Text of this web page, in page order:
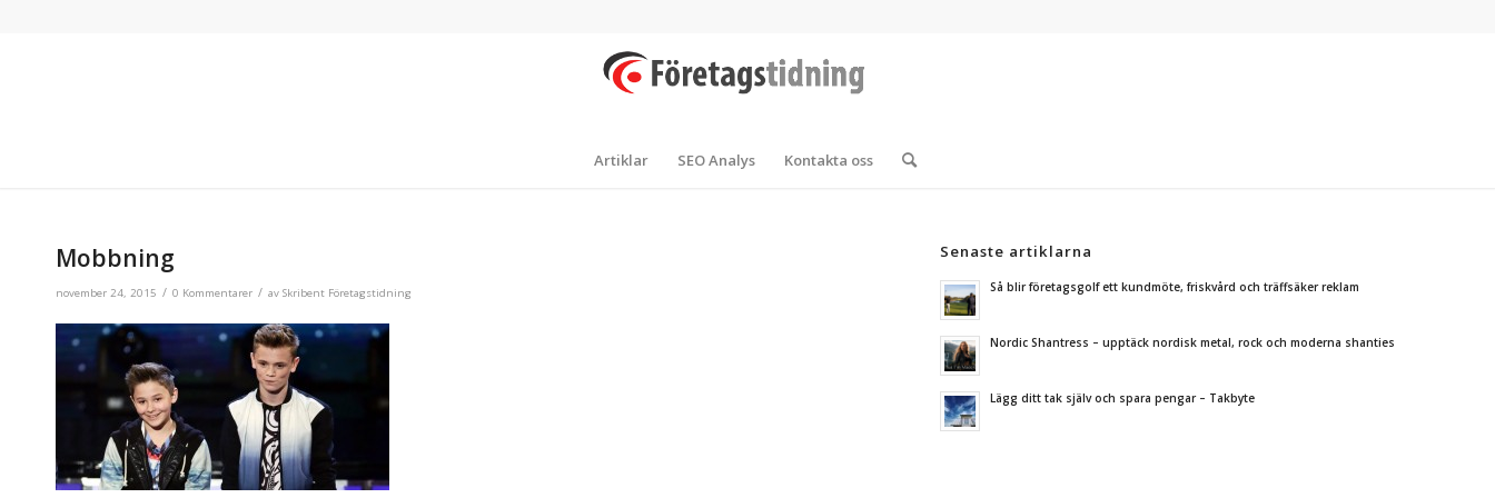
Artiklar SEO Analys Kontakta oss
Mobbning
november 24, 2015 / 0 Kommentarer / av Skribent Företagstidning
Senaste artiklarna
Så blir företagsgolf ett kundmöte, friskvård och träffsäker reklam
Nordic Shantress – upptäck nordisk metal, rock och moderna shanties
Lägg ditt tak själv och spara pengar – Takbyte